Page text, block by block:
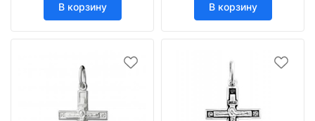
В корзину В корзину